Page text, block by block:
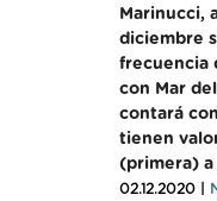
Marinucci,
diciembre
frecuencia
con Mar
contará
tienen
(primera) a
02.12.2020 |